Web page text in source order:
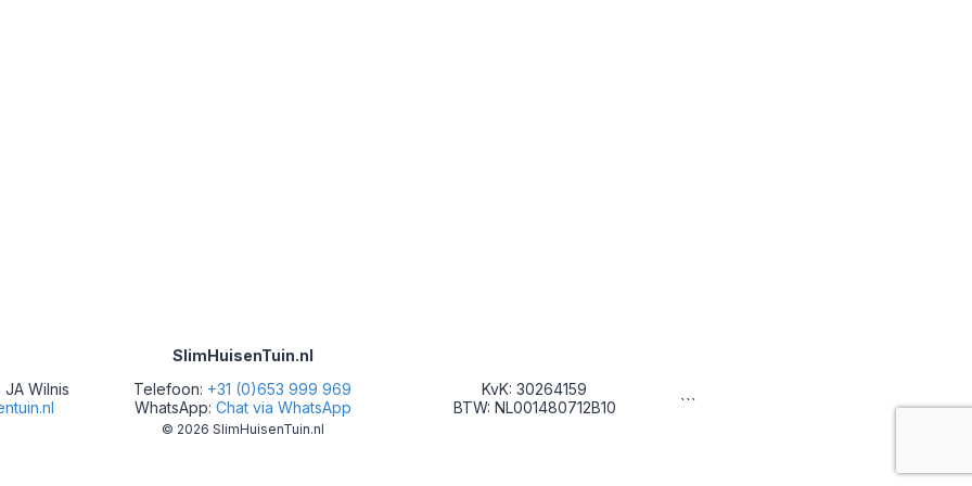
SlimHuisenTuin.nl
JA Wilnis
Telefoon: +31 (0)653 999 969
WhatsApp: Chat via WhatsApp
KvK: 30264159
BTW: NL001480712B10
```
© 2026 SlimHuisenTuin.nl